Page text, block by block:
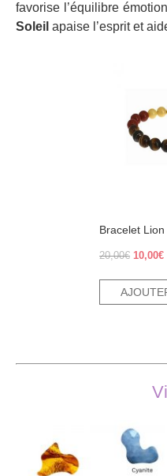
favorise l’équilibre
Soleil apaise l’esprit et
Bracelet Lion
20,00€ Le
était :
10,00€